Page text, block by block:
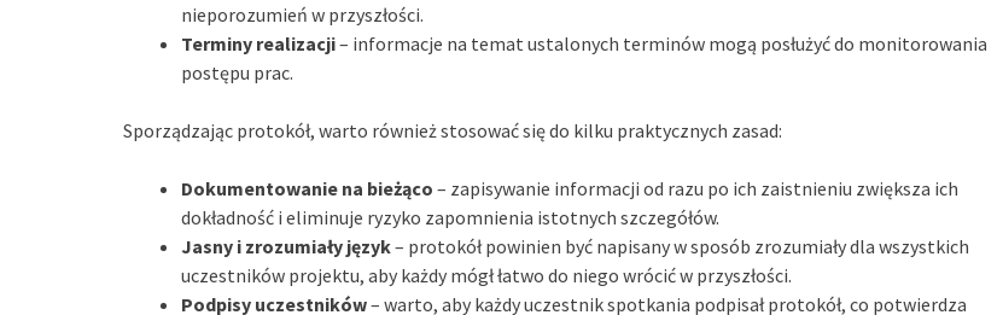
nieporozumień w przyszłości.
Terminy realizacji– informacje na temat ustalonych terminów mogą posłużyć do monitorowania
postępu prac.
Sporządzając protokół, warto również stosować się do kilku praktycznych zasad:
Dokumentowanie na bieżąco – zapisywanie informacji od razu po ich zaistnieniu zwiększa ich
dokładność i eliminuje ryzyko zapomnienia istotnych szczegółów.
Jasny i zrozumiały język– protokół powinien być napisany w sposób zrozumiały dla wszystkich
uczestników projektu, aby każdy mógł łatwo do niego wrócić w przyszłości.
Podpisy uczestników– warto, aby każdy uczestnik spotkania podpisał protokół, co potwierdza